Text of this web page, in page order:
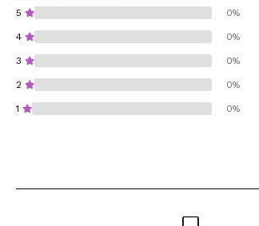
5 0%
4 0%
3 0%
2 0%
1 0%